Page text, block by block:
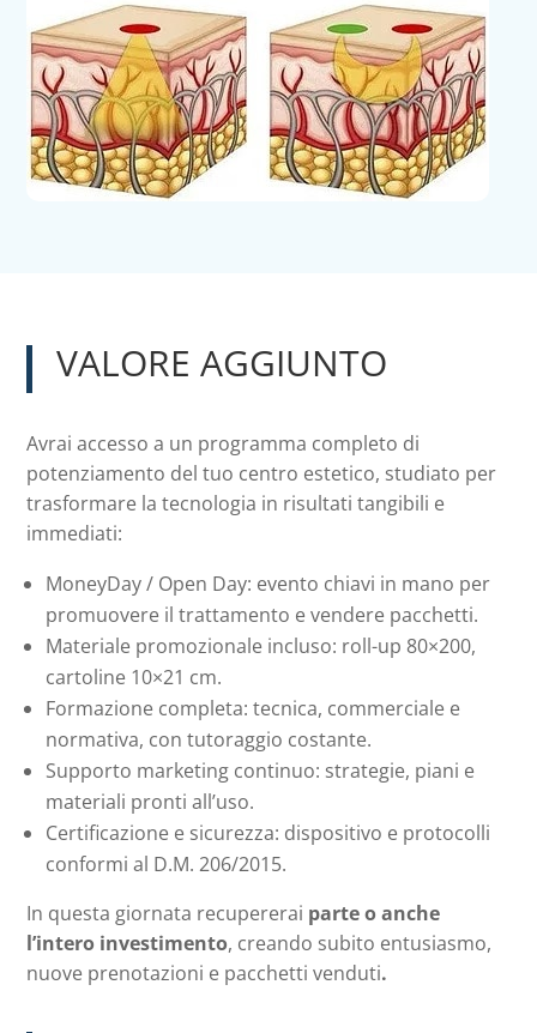
VALORE AGGIUNTO
Avrai accesso a un programma completo di
potenziamento del tuo centro estetico, studiato per
trasformare la tecnologia in risultati tangibili e
immediati:
MoneyDay / Open Day: evento chiavi in mano per
promuovere il trattamento e vendere pacchetti.
Materiale promozionale incluso: roll-up 80×200,
cartoline 10×21 cm.
Formazione completa: tecnica, commerciale e
normativa, con tutoraggio costante.
Supporto marketing continuo: strategie, piani e
materiali pronti all’uso.
Certificazione e sicurezza: dispositivo e protocolli
conformi al D.M. 206/2015.
In questa giornata recupererai parte o anche
l’intero investimento, creando subito entusiasmo,
nuove prenotazioni e pacchetti venduti.